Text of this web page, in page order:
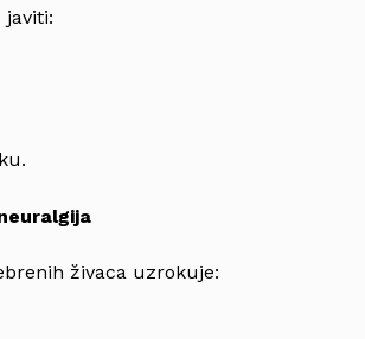
javiti:
živaca uzrokuje: